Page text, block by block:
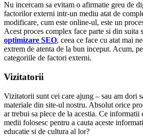
Nu incercam sa evitam o afirmatie greu de
factorilor externi intr-un mediu atat de
modificare, cum este online-ul, este un
Acest proces complex face parte si din suita
optimizare SEO, ceea ce face cu atat mai
extrem de atenta de la bun inceput. Acum,
categoriile de factori externi.
Vizitatorii
Vizitatorii sunt cei care ajung – sau am dori
materiale din site-ul nostru. Absolut orice
ar trebui sa plece de la acestia. Ce informatii
medii folosesc pentru a cauta aceste
educatie si de cultura al lor?